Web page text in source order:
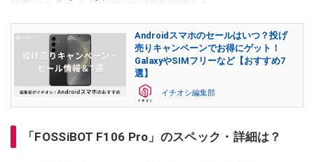
Androidスマホのセールはいつ？投げ
売りキャンペーンでお得にゲット！
GalaxyやSIMフリーなど【おすすめ7
選】
イチオシ編集部
「FOSSiBOT F106 Pro」のスペック・詳細は？